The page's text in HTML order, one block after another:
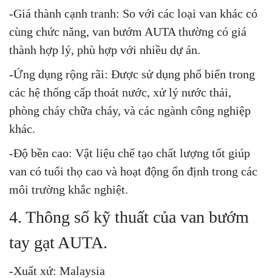
-Giá thành cạnh tranh: So với các loại van khác có
cùng chức năng, van bướm AUTA thường có giá
thành hợp lý, phù hợp với nhiều dự án.
-Ứng dụng rộng rãi: Được sử dụng phổ biến trong
các hệ thống cấp thoát nước, xử lý nước thải,
phòng cháy chữa cháy, và các ngành công nghiệp
khác.
-Độ bền cao: Vật liệu chế tạo chất lượng tốt giúp
van có tuổi thọ cao và hoạt động ổn định trong các
môi trường khắc nghiệt.
4. Thông số kỹ thuất của van bướm
tay gạt AUTA.
-Xuất xứ: Malaysia